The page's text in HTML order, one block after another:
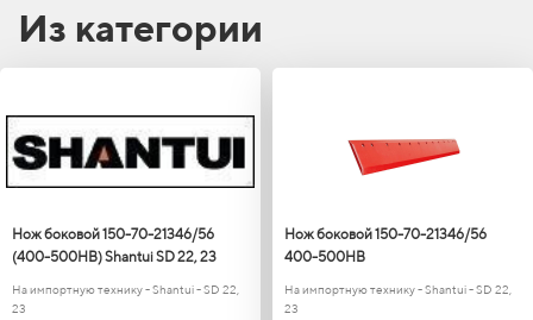
конкретных потребностей пользователя.
Из категории
Нож боковой 150-70-21346/56
(400-500HB) Shantui SD 22, 23
На импортную технику - Shantui - SD 22,
23
Нож боковой 150-70-21346/56
400-500HB
На импортную технику - Shantui - SD 22,
23